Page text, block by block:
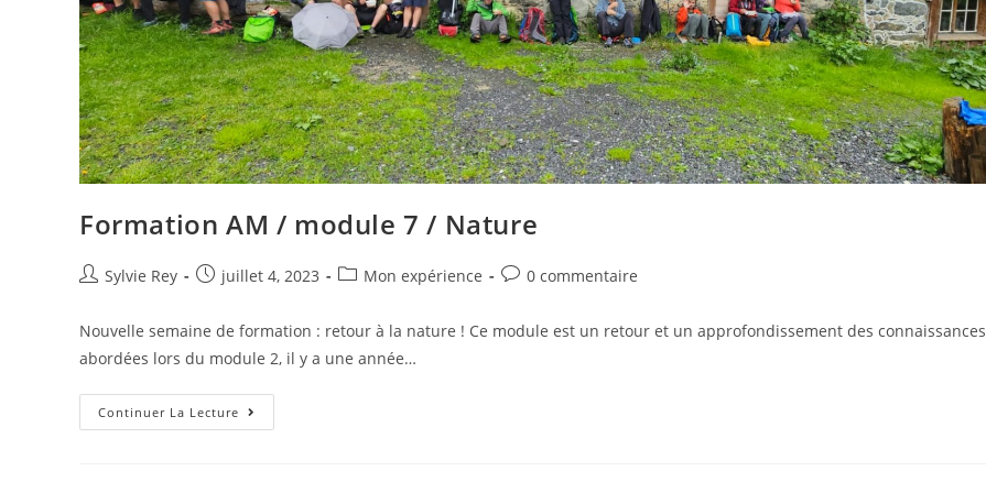
Formation AM / module 7 / Nature
Sylvie Rey juillet 4, 2023 Mon expérience 0 commentaire
Nouvelle semaine de formation : retour à la nature ! Ce module est un retour et un approfondissement des connaissances
abordées lors du module 2, il y a une année…
Continuer La Lecture